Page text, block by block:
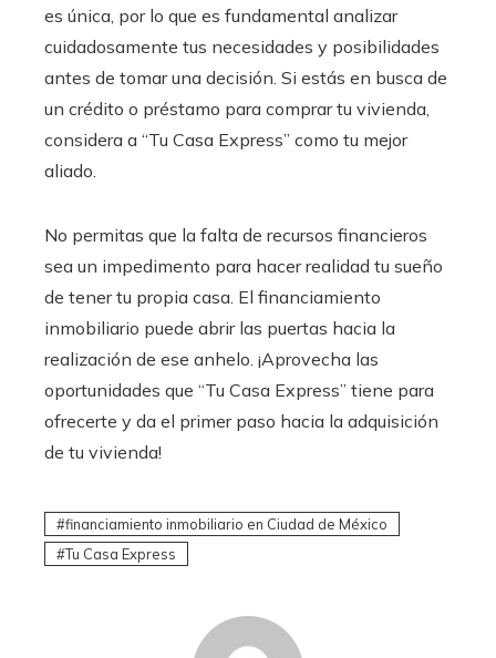
es única, por lo que es fundamental analizar
cuidadosamente tus necesidades y posibilidades
antes de tomar una decisión. Si estás en busca de
un crédito o préstamo para comprar tu vivienda,
considera a “Tu Casa Express” como tu mejor
aliado.
No permitas que la falta de recursos financieros
sea un impedimento para hacer realidad tu sueño
de tener tu propia casa. El financiamiento
inmobiliario puede abrir las puertas hacia la
realización de ese anhelo. ¡Aprovecha las
oportunidades que “Tu Casa Express” tiene para
ofrecerte y da el primer paso hacia la adquisición
de tu vivienda!
financiamiento inmobiliario en Ciudad de México
Tu Casa Express